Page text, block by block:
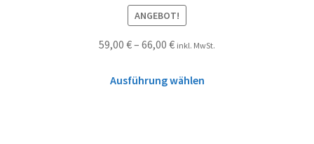
ANGEBOT!
59,00 €– 66,00 € inkl. MwSt.
Ausführung wählen